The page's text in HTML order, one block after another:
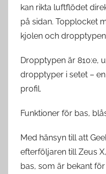
kan rikta luftflödet
på sidan. Topplocket
kjolen och
Dropptypen är 810:e,
dropptyper i setet –
profil.
Funktioner för bas,
Med hänsyn till att
efterföljaren till Zeus
bas, som är bekant